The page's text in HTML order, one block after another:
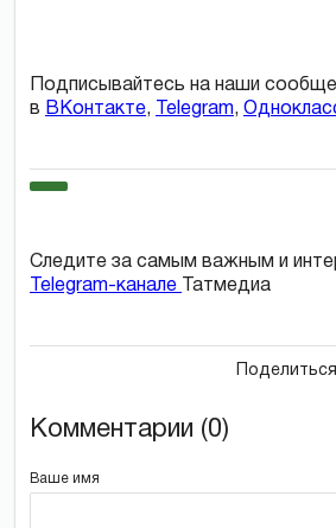
Подписывайтесь на наши
в ВКонтакте, Telegram,
Следите за самым важным и
Telegram-канале
Татмедиа
Комментарии (0)
Ваше имя